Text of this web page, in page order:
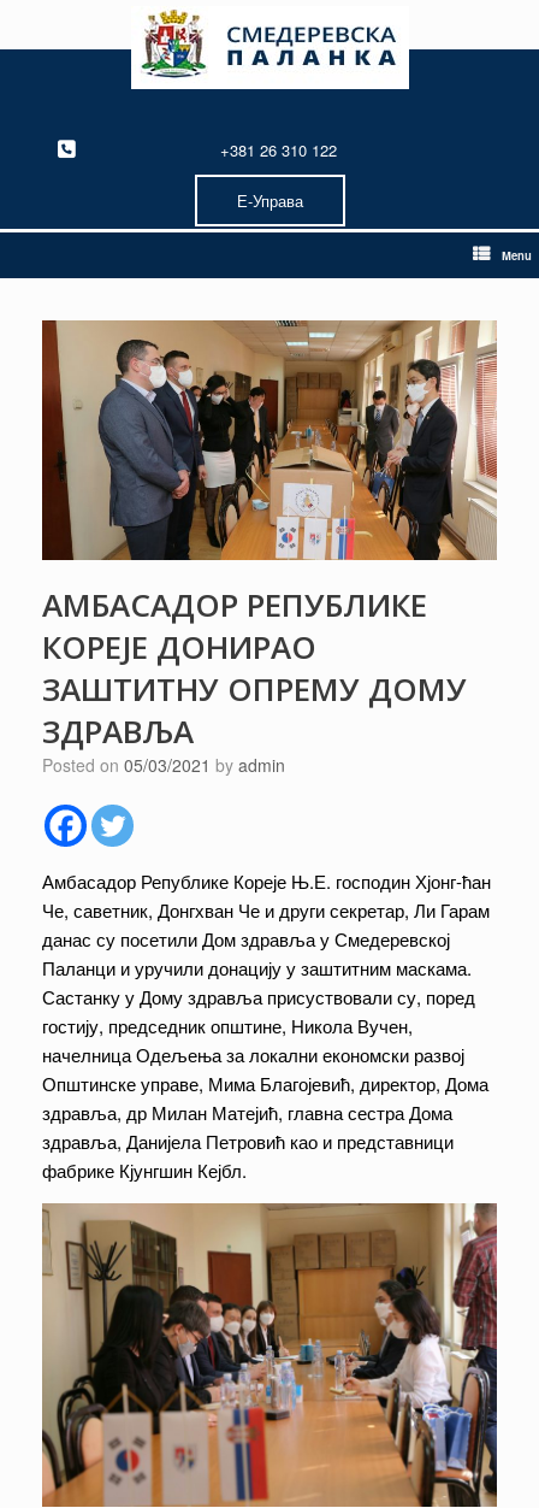
content
+381 26 310 122
Е-Управа
Menu
АМБАСАДОР РЕПУБЛИКЕ
КОРЕЈЕ ДОНИРАО
ЗАШТИТНУ ОПРЕМУ ДОМУ
ЗДРАВЉА
Posted on 05/03/2021 by admin
Амбасадор Републике Кореје Њ.Е. господин Хјонг-ћан
Че, саветник, Донгхван Че и други секретар, Ли Гарам
данас су посетили Дом здравља у Смедеревској
Паланци и уручили донацију у заштитним маскама.
Састанку у Дому здравља присуствовали су, поред
гостију, председник општине, Никола Вучен,
начелница Одељења за локални економски развој
Општинске управе, Мима Благојевић, директор, Дома
здравља, др Милан Матејић, главна сестра Дома
здравља, Данијела Петровић као и представници
фабрике Кјунгшин Кејбл.